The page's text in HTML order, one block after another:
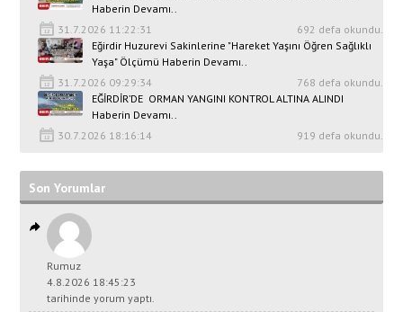
Haberin Devamı..
31.7.2026 11:22:31
692 defa okundu.
Eğirdir Huzurevi Sakinlerine "Hareket Yaşını Öğren Sağlıklı
Yaşa" Ölçümü Haberin Devamı..
31.7.2026 09:29:34
768 defa okundu.
EĞİRDİR’DE ORMAN YANGINI KONTROL ALTINA ALINDI
Haberin Devamı..
30.7.2026 18:16:14
919 defa okundu.
Son Yorumlar
Rumuz
4.8.2026 18:45:23
tarihinde yorum yaptı.